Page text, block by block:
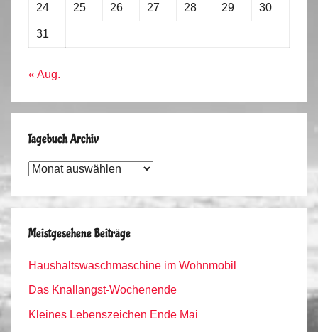
24 25 26 27 28 29 30
31
« Aug.
Tagebuch Archiv
Tagebuch
Meistgesehene Beiträge
Haushaltswaschmaschine im Wohnmobil
Das Knallangst-Wochenende
Kleines Lebenszeichen Ende Mai